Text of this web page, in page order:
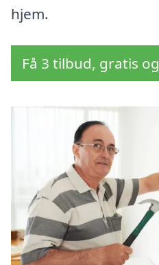
hjem.
Få 3 tilbud, gratis